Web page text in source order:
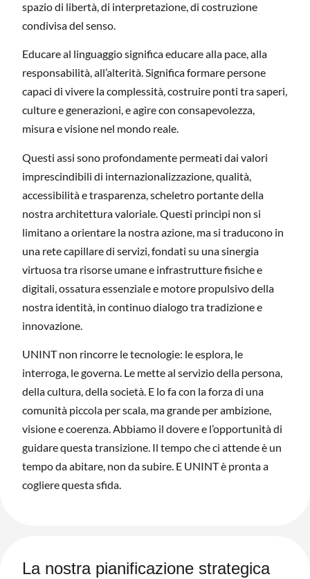
spazio di libertà, di interpretazione, di costruzione
condivisa del senso.
Educare al linguaggio significa educare alla pace, alla
responsabilità, all’alterità. Significa formare persone
capaci di vivere la complessità, costruire ponti tra saperi,
culture e generazioni, e agire con consapevolezza,
misura e visione nel mondo reale.
Questi assi sono profondamente permeati dai valori
imprescindibili di internazionalizzazione, qualità,
accessibilità e trasparenza , scheletro portante della
nostra architettura valoriale. Questi principi non si
limitano a orientare la nostra azione, ma si traducono in
una rete capillare di servizi, fondati su una sinergia
virtuosa tra risorse umane e infrastrutture fisiche e
digitali, ossatura essenziale e motore propulsivo della
nostra identità, in continuo dialogo tra tradizione e
innovazione.
UNINT non rincorre le tecnologie: le esplora, le
interroga, le governa. Le mette al servizio della persona,
della cultura, della società. E lo fa con la forza di una
comunità piccola per scala, ma grande per ambizione,
visione e coerenza. Abbiamo il dovere e l’opportunità di
guidare questa transizione. Il tempo che ci attende è un
tempo da abitare, non da subire. E UNINT è pronta a
cogliere questa sfida.
La nostra pianificazione strategica